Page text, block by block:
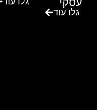
גלו עוד